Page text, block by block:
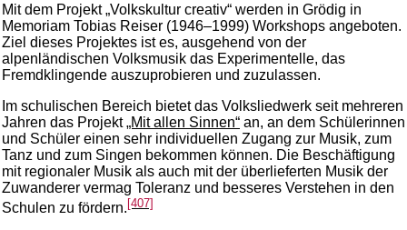
Mit dem Projekt „Volkskultur creativ“ werden in Grödig in
Memoriam Tobias Reiser (1946–1999) Workshops angeboten.
Ziel dieses Projektes ist es, ausgehend von der
alpenländischen Volksmusik das Experimentelle, das
Fremdklingende auszuprobieren und zuzulassen.
Im schulischen Bereich bietet das Volksliedwerk seit mehreren
Jahren das Projekt„Mit allen Sinnen“ an, an dem Schülerinnen
und Schüler einen sehr individuellen Zugang zur Musik, zum
Tanz und zum Singen bekommen können. Die Beschäftigung
mit regionaler Musik als auch mit der überlieferten Musik der
Zuwanderer vermag Toleranz und besseres Verstehen in den
Schulen zu fördern. [407]